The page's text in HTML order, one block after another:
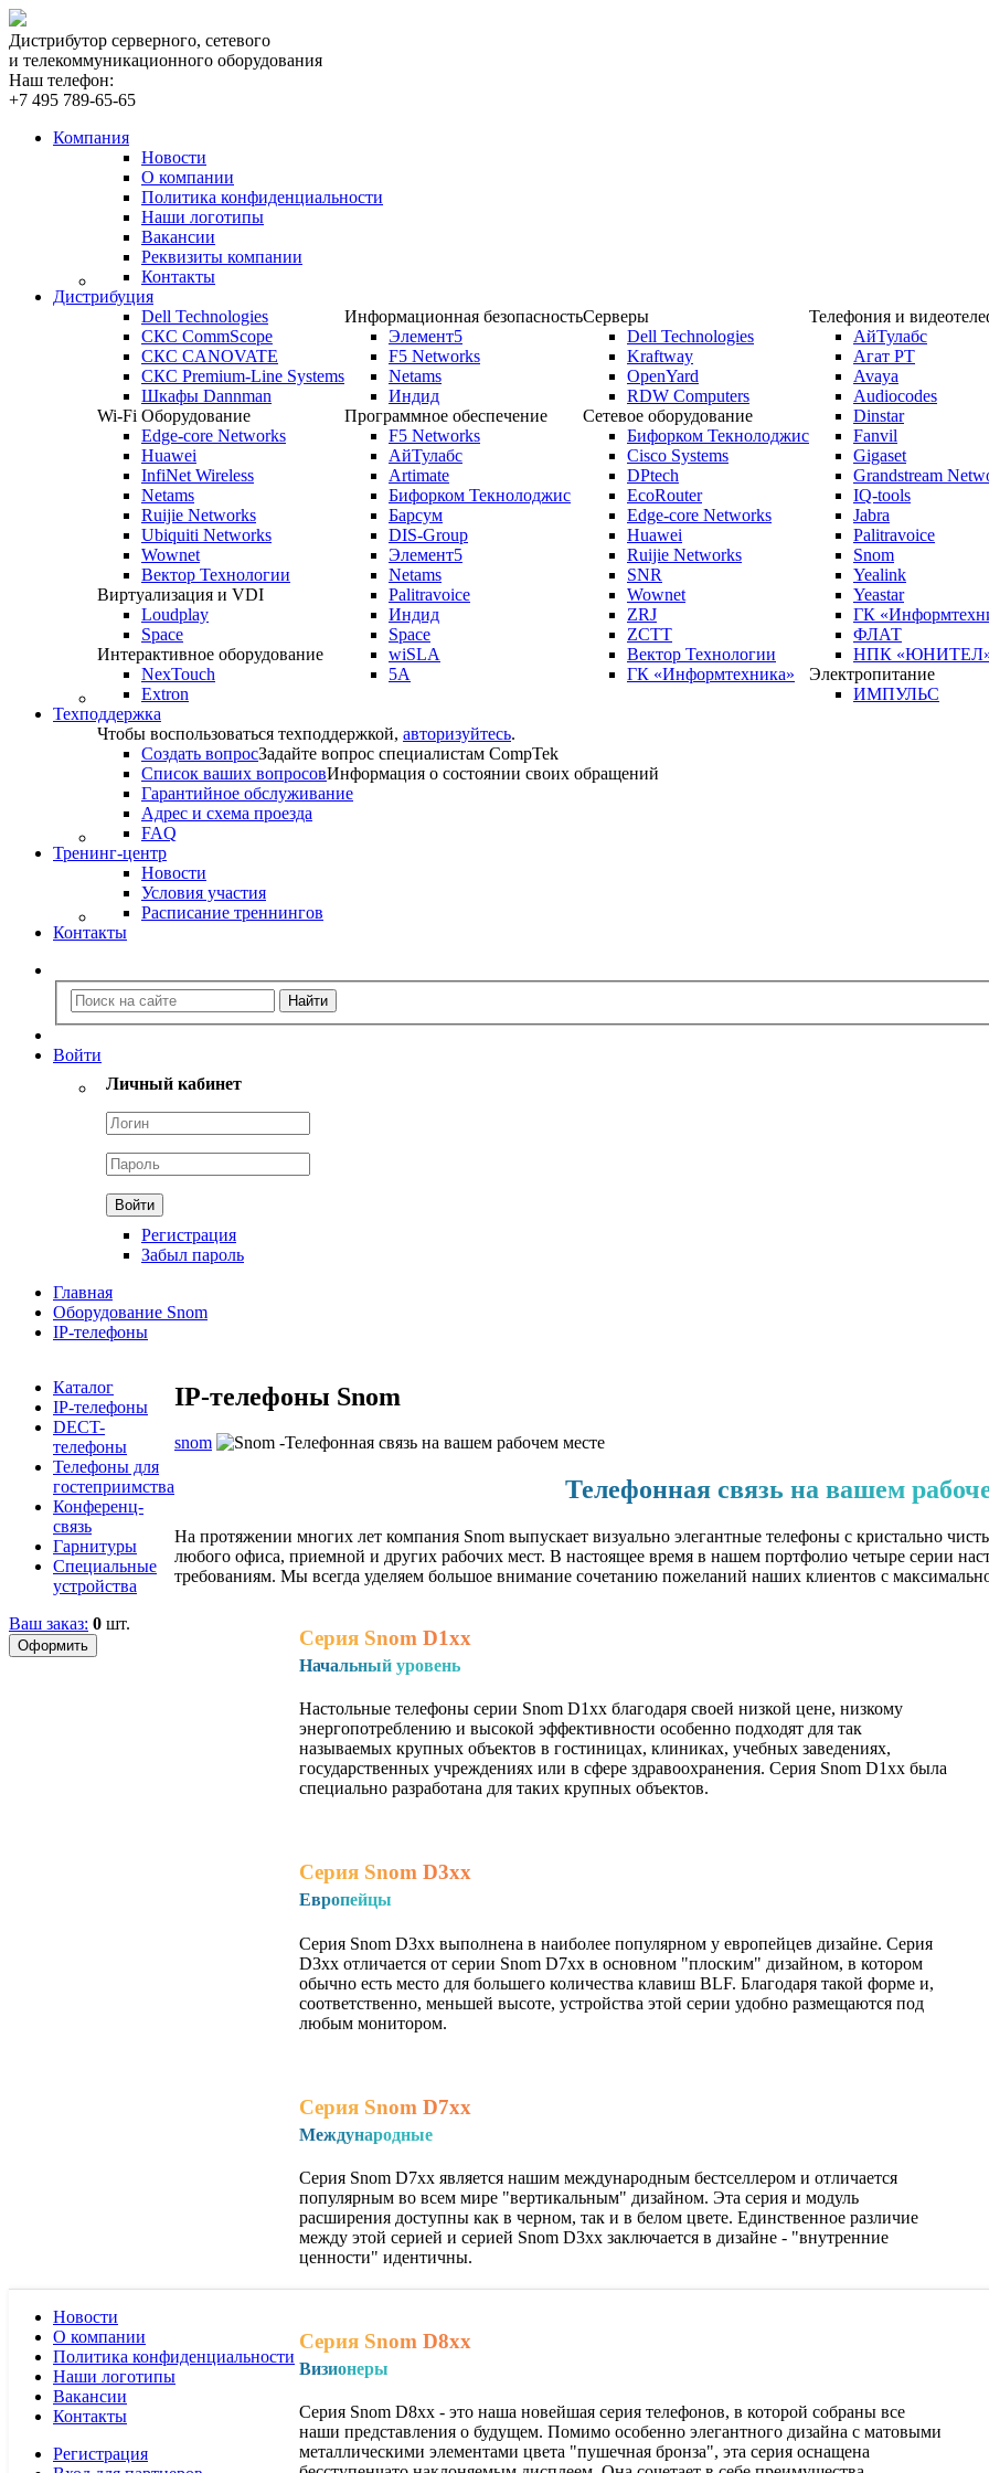
Дистрибутор серверного, сетевого
и телекоммуникационного оборудования
Наш телефон:
+7 495 789-65-65
Компания
Новости
О компании
Политика конфиденциальности
Наши логотипы
Вакансии
Реквизиты компании
Контакты
Дистрибуция
Dell Technologies
СКС CommScope
СКС CANOVATE
СКС Premium-Line Systems
Шкафы Dannman
Wi-Fi Оборудование
Edge-core Networks
Huawei
InfiNet Wireless
Netams
Ruijie Networks
Ubiquiti Networks
Wownet
Вектор Технологии
Виртуализация и VDI
Loudplay
Space
Интерактивное оборудование
NexTouch
Extron
Информационная безопасность
Элемент5
F5 Networks
Netams
Индид
Программное обеспечение
F5 Networks
АйТулабс
Artimate
Бифорком Текнолоджис
Барсум
DIS-Group
Элемент5
Netams
Palitravoice
Индид
Space
wiSLA
5A
Серверы
Dell Technologies
Kraftway
OpenYard
RDW Computers
Сетевое оборудование
Бифорком Текнолоджис
Cisco Systems
DPtech
EcoRouter
Edge-core Networks
Huawei
Ruijie Networks
SNR
Wownet
ZRJ
ZCTT
Вектор Технологии
ГК «Информтехника»
Телефония и
АйТулабс
Агат РТ
Avaya
Audiocodes
Dinstar
Fanvil
Gigaset
Grandstream
IQ-tools
Jabra
Palitravoice
Snom
Yealink
Yeastar
ГК
ФЛАТ
НПК
Электропитание
ИМПУЛЬС
Техподдержка
Чтобы воспользоваться техподдержкой, авторизуйтесь.
Создать вопросЗадайте вопрос специалистам CompTek
Список ваших вопросовИнформация о состоянии своих обращений
Гарантийное обслуживание
Адрес и схема проезда
FAQ
Тренинг-центр
Новости
Условия участия
Расписание треннингов
Контакты
Войти
Личный кабинет
Регистрация
Забыл пароль
Главная
Оборудование Snom
IP-телефоны
Каталог
IP-телефоны
DECT-
телефоны
Телефоны для
гостеприимства
Конференц-
связь
Гарнитуры
Специальные
устройства
Ваш заказ: 0 шт.
IP-телефоны Snom
snom
Телефонная связь на вашем
На протяжении многих лет компания Snom выпускает визуально элегантные телефоны с кристально
любого офиса, приемной и других рабочих мест. В настоящее время в нашем портфолио четыре серии
требованиям. Мы всегда уделяем большое внимание сочетанию пожеланий наших клиентов с
Серия Snom D1xx
Начальный уровень
Настольные телефоны серии Snom D1xx благодаря своей низкой цене, низкому
энергопотреблению и высокой эффективности особенно подходят для так
называемых крупных объектов в гостиницах, клиниках, учебных заведениях,
государственных учреждениях или в сфере здравоохранения. Серия Snom D1xx была
специально разработана для таких крупных объектов.
Серия Snom D3xx
Европейцы
Серия Snom D3xx выполнена в наиболее популярном у европейцев дизайне. Серия
D3xx отличается от серии Snom D7xx в основном "плоским" дизайном, в котором
обычно есть место для большего количества клавиш BLF. Благодаря такой форме и,
соответственно, меньшей высоте, устройства этой серии удобно размещаются под
любым монитором.
Серия Snom D7xx
Международные
Серия Snom D7xx является нашим международным бестселлером и отличается
популярным во всем мире "вертикальным" дизайном. Эта серия и модуль
расширения доступны как в черном, так и в белом цвете. Единственное различие
между этой серией и серией Snom D3xx заключается в дизайне - "внутренние
ценности" идентичны.
Серия Snom D8xx
Визионеры
Серия Snom D8xx - это наша новейшая серия телефонов, в которой собраны все
наши представления о будущем. Помимо особенно элегантного дизайна с матовыми
металлическими элементами цвета "пушечная бронза", эта серия оснащена
Новости
О компании
Политика конфиденциальности
Наши логотипы
Вакансии
Контакты
Регистрация